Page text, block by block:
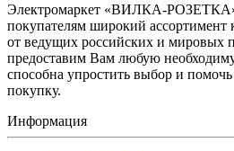
Электромаркет «ВИЛКА-РОЗЕТКА»
покупателям широкий ассортимент
от ведущих российских и мировых
предоставим Вам любую
способна упростить выбор и
покупку.
Информация